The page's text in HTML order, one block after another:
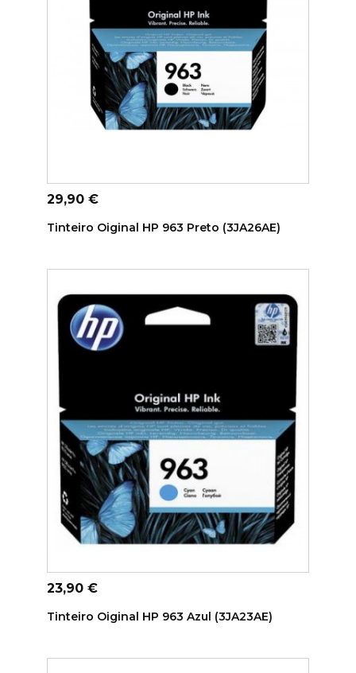
ADICIONAR AO CARRINHO
Preço
29,90 €
Tinteiro Oiginal HP 963 Preto (3JA26AE)
ADICIONAR AO CARRINHO
Preço
23,90 €
Tinteiro Oiginal HP 963 Azul (3JA23AE)